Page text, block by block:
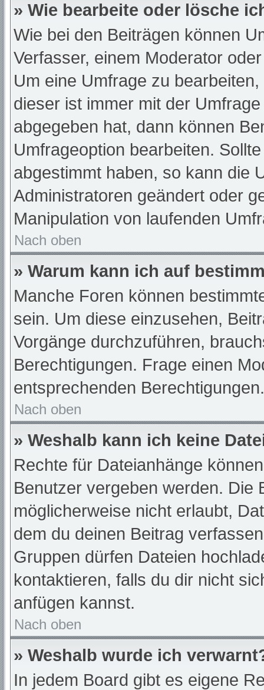
» Wie bearbeite oder lösche
Wie bei den Beiträgen können
Verfasser, einem Moderator
Um eine Umfrage zu
dieser ist immer mit der
abgegeben hat, dann können
Umfrageoption bearbeiten.
abgestimmt haben, so kann die
Administratoren geändert oder
Manipulation von laufenden
Nach oben
» Warum kann ich auf
Manche Foren können
sein. Um diese einzusehen,
Vorgänge durchzuführen,
Berechtigungen. Frage einen
entsprechenden Berechtigungen.
Nach oben
» Weshalb kann ich keine
Rechte für Dateianhänge
Benutzer vergeben werden. Die
möglicherweise nicht erlaubt,
dem du deinen Beitrag
Gruppen dürfen Dateien
kontaktieren, falls du dir nicht
anfügen kannst.
Nach oben
» Weshalb wurde ich
In jedem Board gibt es eigene